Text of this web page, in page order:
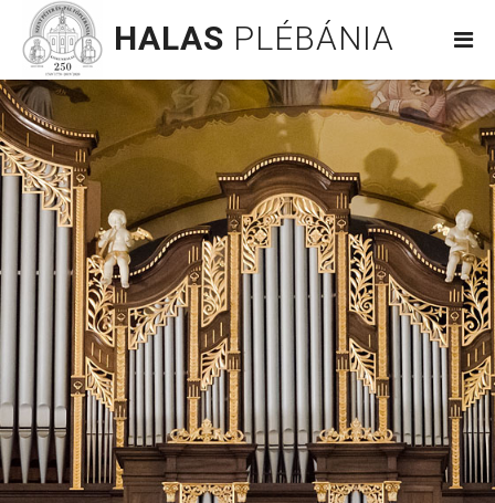
HALAS PLÉBÁNIA